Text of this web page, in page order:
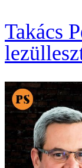
Takács